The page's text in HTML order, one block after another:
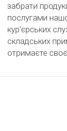
забрати
послугами
кур'єрських
складських
отримаєте